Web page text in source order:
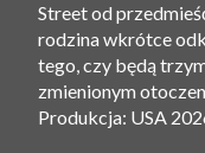
Street od
rodzina wkrótce
tego, czy będą
zmienionym
Produkcja: USA